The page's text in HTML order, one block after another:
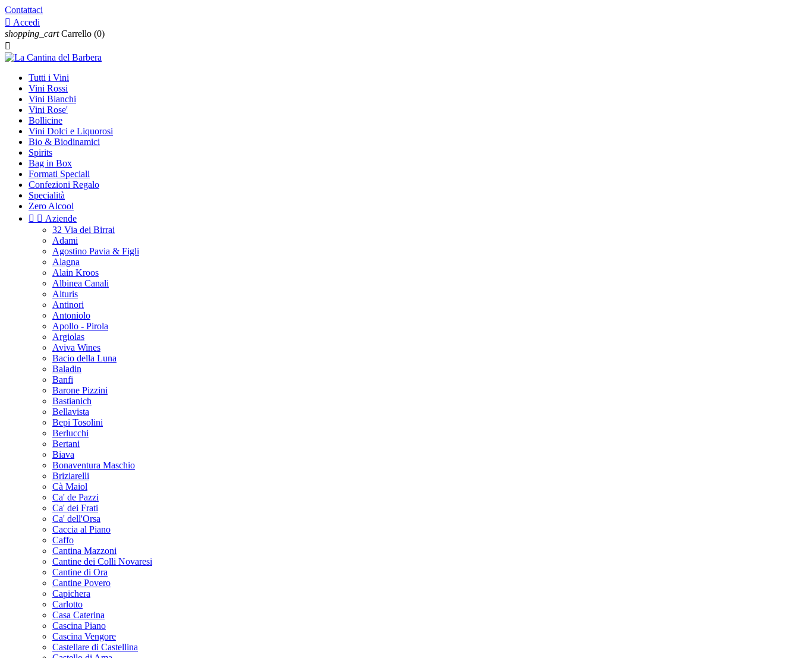
Contattaci
 Accedi
shopping_cart Carrello (0)

Tutti i Vini
Vini Rossi
Vini Bianchi
Vini Rose'
Bollicine
Vini Dolci e Liquorosi
Bio & Biodinamici
Spirits
Bag in Box
Formati Speciali
Confezioni Regalo
Specialità
Zero Alcool
  Aziende
32 Via dei Birrai
Adami
Agostino Pavia & Figli
Alagna
Alain Kroos
Albinea Canali
Alturis
Antinori
Antoniolo
Apollo - Pirola
Argiolas
Aviva Wines
Bacio della Luna
Baladin
Banfi
Barone Pizzini
Bastianich
Bellavista
Bepi Tosolini
Berlucchi
Bertani
Biava
Bonaventura Maschio
Briziarelli
Cà Maiol
Ca' de Pazzi
Ca' dei Frati
Ca' dell'Orsa
Caccia al Piano
Caffo
Cantina Mazzoni
Cantine dei Colli Novaresi
Cantine di Ora
Cantine Povero
Capichera
Carlotto
Casa Caterina
Cascina Piano
Cascina Vengore
Castellare di Castellina